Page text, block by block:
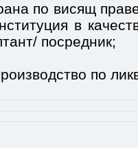
по висящ
в
посредник;
по